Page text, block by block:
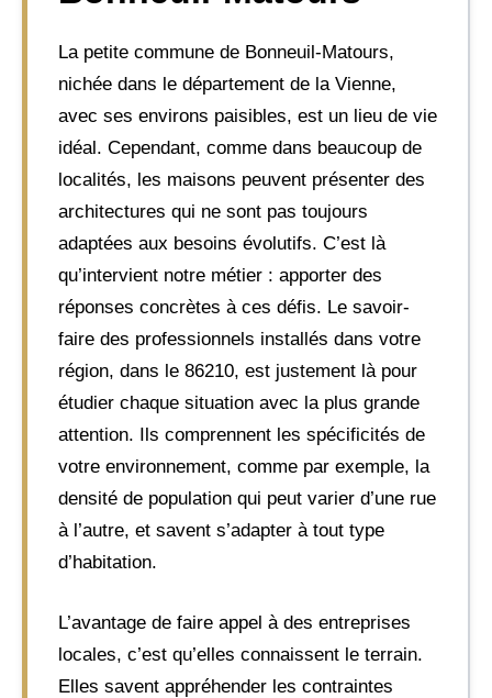
La petite commune de Bonneuil-Matours,
nichée dans le département de la Vienne,
avec ses environs paisibles, est un lieu de vie
idéal. Cependant, comme dans beaucoup de
localités, les maisons peuvent présenter des
architectures qui ne sont pas toujours
adaptées aux besoins évolutifs. C’est là
qu’intervient notre métier : apporter des
réponses concrètes à ces défis. Le savoir-
faire des professionnels installés dans votre
région, dans le 86210, est justement là pour
étudier chaque situation avec la plus grande
attention. Ils comprennent les spécificités de
votre environnement, comme par exemple, la
densité de population qui peut varier d’une rue
à l’autre, et savent s’adapter à tout type
d’habitation.
L’avantage de faire appel à des entreprises
locales, c’est qu’elles connaissent le terrain.
Elles savent appréhender les contraintes